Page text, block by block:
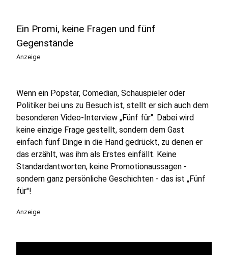
Ein Promi, keine Fragen und fünf
Gegenstände
Anzeige
Wenn ein Popstar, Comedian, Schauspieler oder
Politiker bei uns zu Besuch ist, stellt er sich auch dem
besonderen Video-Interview „Fünf für". Dabei wird
keine einzige Frage gestellt, sondern dem Gast
einfach fünf Dinge in die Hand gedrückt, zu denen er
das erzählt, was ihm als Erstes einfällt. Keine
Standardantworten, keine Promotionaussagen -
sondern ganz persönliche Geschichten - das ist „Fünf
für"!
Anzeige